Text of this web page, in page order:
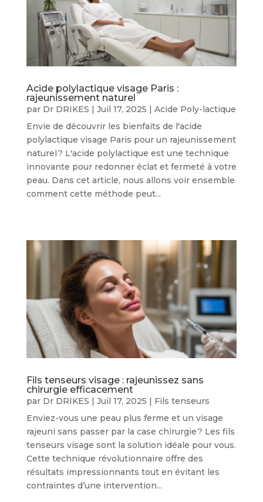
Acide polylactique visage Paris :
rajeunissement naturel
par Dr DRIKES Juil 17, 2025
Acide Poly-lactique
Envie de découvrir les bienfaits de l'acide
polylactique visage Paris pour un rajeunissement
naturel ? L'acide polylactique est une technique
innovante pour redonner éclat et fermeté à votre
peau. Dans cet article, nous allons voir ensemble
comment cette méthode peut...
Fils tenseurs visage : rajeunissez sans
chirurgie efficacement
par Dr DRIKES | Juil 17, 2025 | Fils tenseurs
Enviez-vous une peau plus ferme et un visage
rajeuni sans passer par la case chirurgie ? Les fils
tenseurs visage sont la solution idéale pour vous.
Cette technique révolutionnaire offre des
résultats impressionnants tout en évitant les
contraintes d’une intervention...